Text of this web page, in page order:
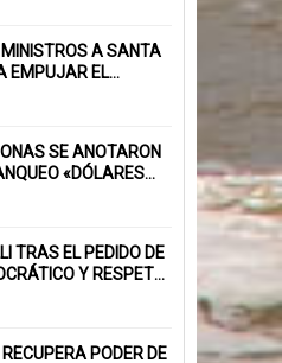
MINISTROS A SANTA
EMPUJAR EL
SE ANOTARON
«DÓLARES
TRAS EL PEDIDO DE
Y RESPETE
PODER DE